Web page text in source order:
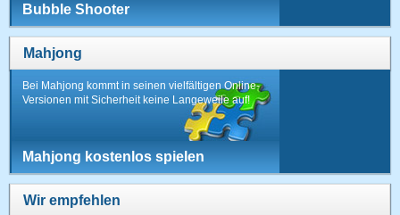
Bubble Shooter
Mahjong
Bei Mahjong kommt in seinen vielfältigen Online-
Versionen mit Sicherheit keine Langeweile auf!
Mahjong kostenlos spielen
Wir empfehlen